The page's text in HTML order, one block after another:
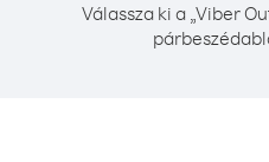
Válassza ki a „Viber